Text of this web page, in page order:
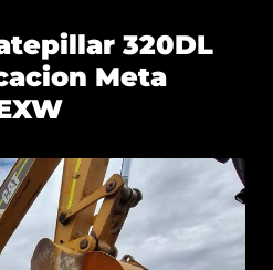
320DL
Meta